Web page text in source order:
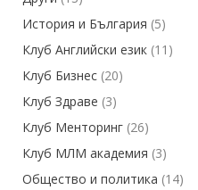
История и България (5)
Клуб Английски език (11)
Клуб Бизнес (20)
Клуб Здраве (3)
Клуб Менторинг (26)
Клуб МЛМ академия (3)
Общество и политика (14)